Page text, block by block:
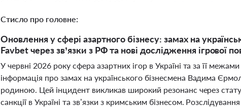
Стисло про головне:
Оновлення у сфері азартного бізнесу: замах на
Favbet через зв’язки з РФ та нові дослідження ігрової
У червні 2026 року сфера азартних ігор в Україні та за її
інформація про замах на українського бізнесмена Вадима
родиною. Цей інцидент викликав широкий резонанс через
санкції в Україні та зв’язки з кримським бізнесом.